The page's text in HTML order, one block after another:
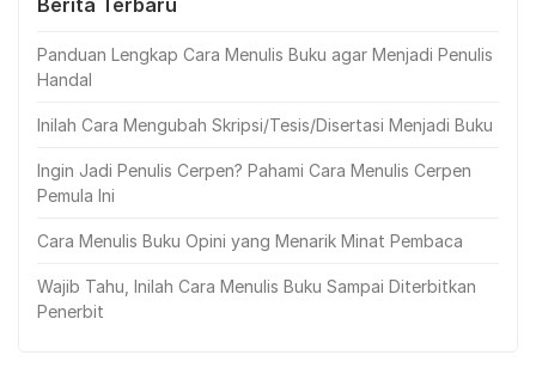
Berita Terbaru
Panduan Lengkap Cara Menulis Buku agar Menjadi Penulis
Handal
Inilah Cara Mengubah Skripsi/Tesis/Disertasi Menjadi Buku
Ingin Jadi Penulis Cerpen? Pahami Cara Menulis Cerpen
Pemula Ini
Cara Menulis Buku Opini yang Menarik Minat Pembaca
Wajib Tahu, Inilah Cara Menulis Buku Sampai Diterbitkan
Penerbit